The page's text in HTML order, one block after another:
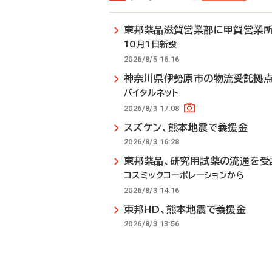
東邦薬品滋賀営業部に甲賀営業
10月1日新設
2026/8/5 16:16
神奈川県伊勢原市の物流受託拠
バイタルネット
2026/8/3 17:08
スズケン、熊本地震で義援金
2026/8/3 16:28
東邦薬品、研究用試薬の流通を受
コスミックコーポレーションから
2026/8/3 14:16
東邦HD、熊本地震で義援金
2026/8/3 13:56